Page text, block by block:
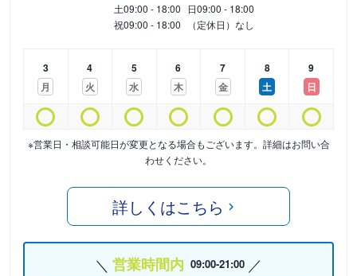
土09:00 - 18:00 日09:00 - 18:00
祝09:00 - 18:00 （定休日）なし
3
月
4
火
5
水
6
木
7
金
8
土
9
日
※営業日・相談可能日が変更となる場合もございます。詳細はお問い合
わせください。
詳しくはこちら
営業時間内 09:00-21:00